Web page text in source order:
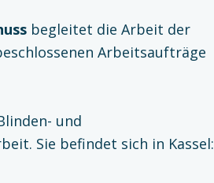
begleitet die Arbeit der
Arbeitsaufträge
und
Sie befindet sich in Kassel: